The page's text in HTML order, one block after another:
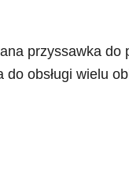
przyssawka do
do obsługi wielu